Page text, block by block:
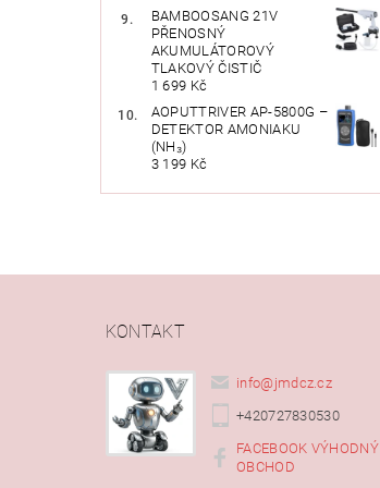
BAMBOOSANG 21V
PŘENOSNÝ
AKUMULÁTOROVÝ
TLAKOVÝ ČISTIČ
1 699 Kč
AOPUTTRIVER AP-5800G –
DETEKTOR AMONIAKU
(NH₃)
3 199 Kč
KONTAKT
info@ jmdcz.cz
+420727830530
FACEBOOK VÝHODNÝ
OBCHOD